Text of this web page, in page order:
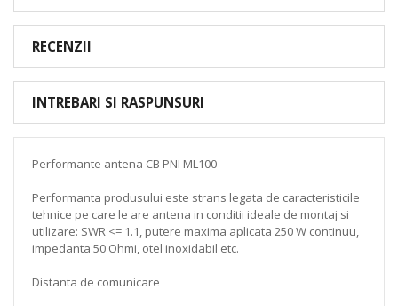
RECENZII
INTREBARI SI RASPUNSURI
Performante antena CB PNI ML100
Performanta produsului este strans legata de caracteristicile
tehnice pe care le are antena in conditii ideale de montaj si
utilizare: SWR <= 1.1, putere maxima aplicata 250 W continuu,
impedanta 50 Ohmi, otel inoxidabil etc.
Distanta de comunicare